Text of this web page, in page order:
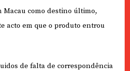
Macau como destino último,
acto em que o produto entrou
de falta de correspondência